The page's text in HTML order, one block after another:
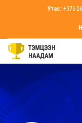
Утас: +976-